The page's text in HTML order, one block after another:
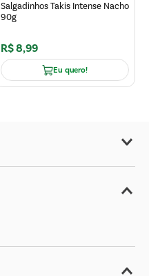
Salgadinhos Takis Intense Nacho
90g
R$8,99
Eu quero!